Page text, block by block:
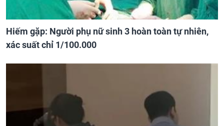
Hiếm gặp: Người phụ nữ sinh 3 hoàn toàn tự nhiên,
xác suất chỉ 1/100.000